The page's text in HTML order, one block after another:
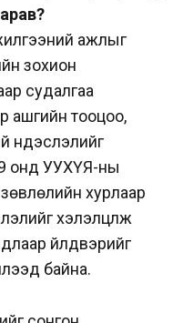
ажлыг
зохион
судалгаа
ашгийн тооцоо,
үндэслэлийг
онд УУХҮЯ-ны
хурлаар
хэлэлцүүлж
үйлдвэрийг
байна.